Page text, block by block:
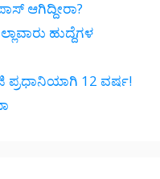
ಆಗಿದ್ದೀರಾ?
ಹುದ್ದೆಗಳ
ಪ್ರಧಾನಿಯಾಗಿ 12 ವರ್ಷ!